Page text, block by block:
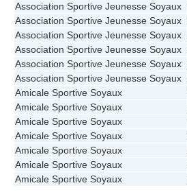
Association Sportive Jeunesse Soyaux
Association Sportive Jeunesse Soyaux
Association Sportive Jeunesse Soyaux
Association Sportive Jeunesse Soyaux
Association Sportive Jeunesse Soyaux
Association Sportive Jeunesse Soyaux
Amicale Sportive Soyaux
Amicale Sportive Soyaux
Amicale Sportive Soyaux
Amicale Sportive Soyaux
Amicale Sportive Soyaux
Amicale Sportive Soyaux
Amicale Sportive Soyaux